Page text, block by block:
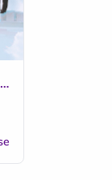
ARMANDINHO AO VIVO EM NOVA PRATA RS